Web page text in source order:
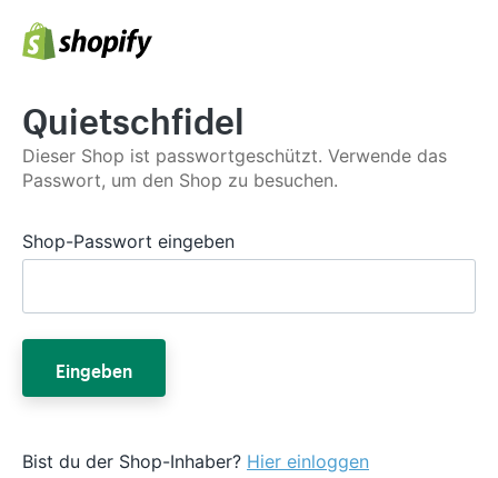
Quietschfidel
Dieser Shop ist passwortgeschützt. Verwende das
Passwort, um den Shop zu besuchen.
Shop-Passwort eingeben
Eingeben
Bist du der Shop-Inhaber? Hier einloggen